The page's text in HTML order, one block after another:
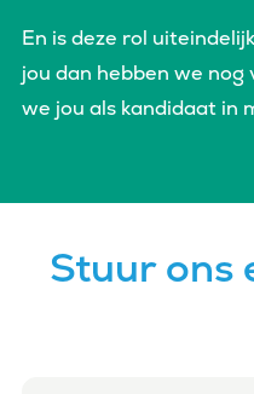
En is deze rol
jou dan hebben we
we jou als kandidaat in
Stuur ons